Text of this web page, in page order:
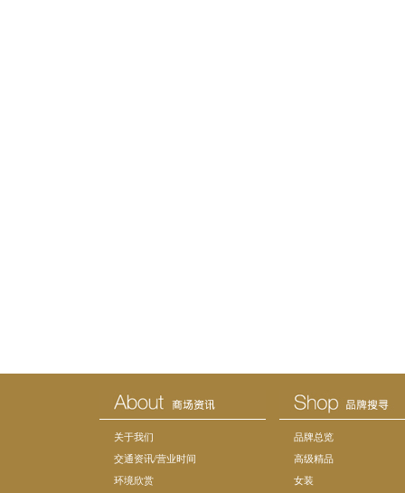
关于我们
交通资讯/营业时间
环境欣赏
品牌总览
高级精品
女装